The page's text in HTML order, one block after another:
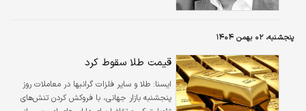
شده‌اند، اما بیشترین سهم در وقوع این پدیده،
کاهش سطح آب‌های زیرزمینی است. کشورهایی
مانند هندوستان، چین، ژاپن و ایتالیا نمونه‌هایی
هستند که پژوهش‌های گسترده، افت سطح آب
پنجشنبه، ۰۲ بهمن ۱۴۰۴
قیمت طلا سقوط کرد
ایسنا: طلا و سایر فلزات گرانبها در معاملات روز
پنجشنبه بازار جهانی، با فروکش کردن تنش‌های